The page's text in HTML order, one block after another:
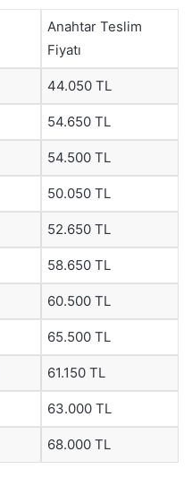
Anahtar Teslim
Fiyatı
44.050 TL
54.650 TL
54.500 TL
50.050 TL
52.650 TL
58.650 TL
60.500 TL
65.500 TL
61.150 TL
63.000 TL
68.000 TL